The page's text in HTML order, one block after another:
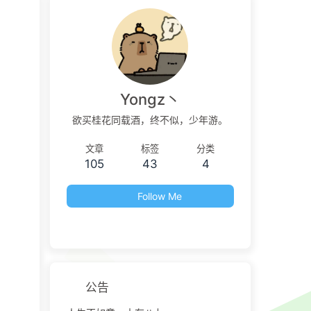
Yongz丶
欲买桂花同载酒，终不似，少年游。
文章
105
标签
43
分类
4
Follow Me
公告